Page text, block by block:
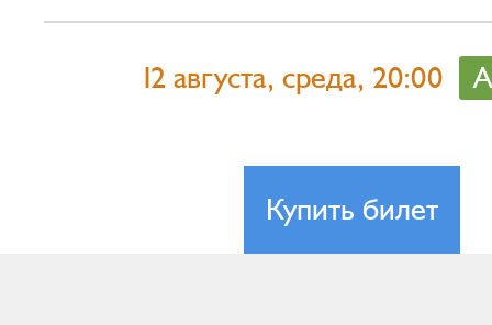
12 августа, среда, 20:00
Купить билет